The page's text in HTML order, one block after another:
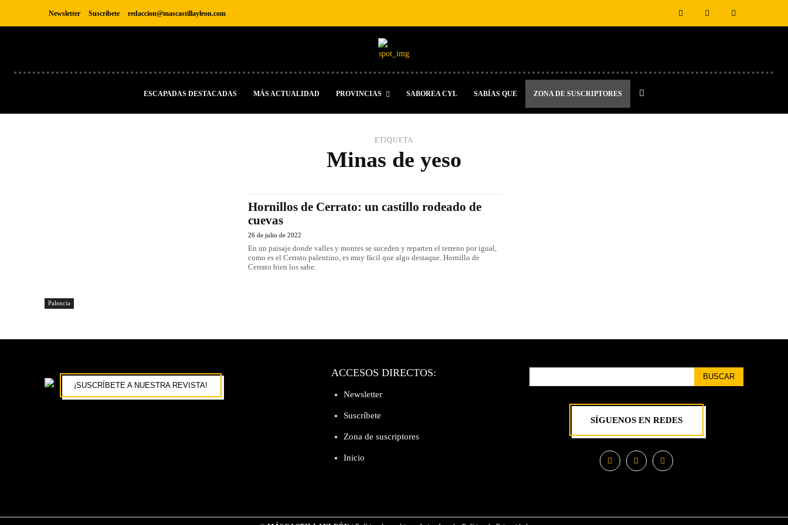
Newsletter Suscríbete redaccion@mascastillayleon.com
ESCAPADAS DESTACADAS MÁS ACTUALIDAD PROVINCIAS SABOREA CYL SABÍAS QUE ZONA DE SUSCRIPTORES
ETIQUETA
Minas de yeso
Palencia
Hornillos de Cerrato: un castillo rodeado de
cuevas
26 de julio de 2022
En un paisaje donde valles y montes se suceden y reparten el terreno por igual,
como es el Cerrato palentino, es muy fácil que algo destaque. Hornillo de
Cerrato bien los sabe.
¡SUSCRÍBETE A NUESTRA REVISTA!
ACCESOS DIRECTOS:
Newsletter
Suscríbete
Zona de suscriptores
Inicio
BUSCAR
SÍGUENOS EN REDES